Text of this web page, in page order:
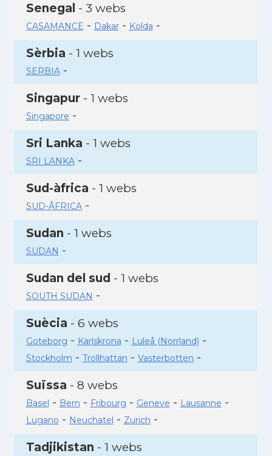
Senegal - 3 webs
CASAMANCE - Dakar- Kolda -
Sèrbia - 1 webs
SERBIA-
Singapur- 1 webs
Singapore -
Sri Lanka - 1 webs
SRI LANKA-
Sud-àfrica - 1 webs
SUD-ÂFRICA-
Sudan - 1 webs
SUDAN -
Sudan del sud - 1 webs
SOUTH SUDAN -
Suècia - 6 webs
Goteborg - Karlskrona - Luleå (Norrland) -
Stockholm - Trollhattan - Vasterbotten -
Suïssa - 8 webs
Basel - Bern - Fribourg - Geneve - Lausanne -
Lugano - Neuchatel - Zurich -
Tadjikistan - 1 webs